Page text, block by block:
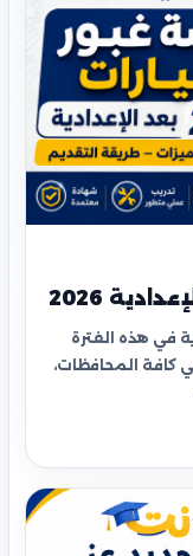
2026
في هذه الفترة
كافة المحافظات،